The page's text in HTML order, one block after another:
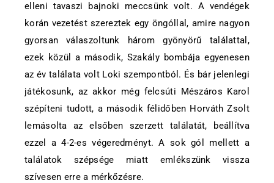
elleni tavaszi bajnoki meccsünk volt. A vendégek
korán vezetést szereztek egy öngóllal, amire nagyon
gyorsan válaszoltunk három gyönyörű találattal,
ezek közül a második, Szakály bombája egyenesen
az év találata volt Loki szempontból. És bár jelenlegi
játékosunk, az akkor még felcsúti Mészáros Karol
szépíteni tudott, a második félidőben Horváth Zsolt
lemásolta az elsőben szerzett találatát, beállítva
ezzel a 4-2-es végeredményt. A sok gól mellett a
találatok szépsége miatt emlékszünk vissza
szívesen erre a mérkőzésre.